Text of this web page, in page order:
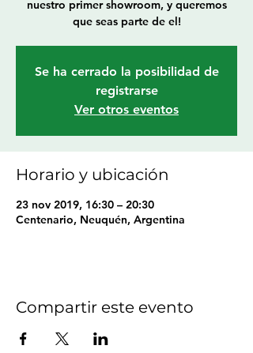
nuestro primer showroom, y queremos
que seas parte de el!
Se ha cerrado la posibilidad de
registrarse
Ver otros eventos
Horario y ubicación
23 nov 2019, 16:30 – 20:30
Centenario, Neuquén, Argentina
Compartir este evento